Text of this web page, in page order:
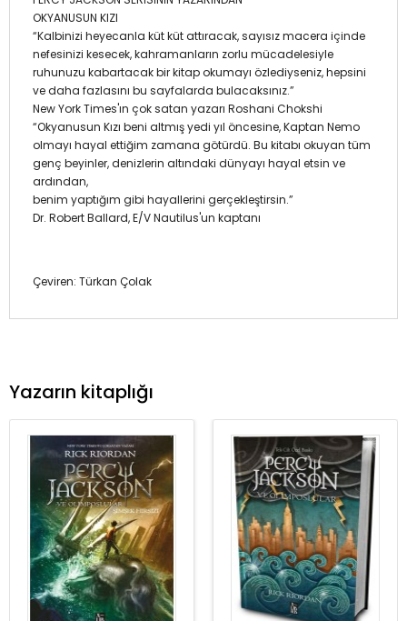
OKYANUSUN KIZI
“Kalbinizi heyecanla küt küt attıracak, sayısız macera içinde
nefesinizi kesecek, kahramanların zorlu mücadelesiyle
ruhunuzu kabartacak bir kitap okumayı özlediyseniz, hepsini
ve daha fazlasını bu sayfalarda bulacaksınız.”
New York Times'ın çok satan yazarı Roshani Chokshi
“Okyanusun Kızı beni altmış yedi yıl öncesine, Kaptan Nemo
olmayı hayal ettiğim zamana götürdü. Bu kitabı okuyan tüm
genç beyinler, denizlerin altındaki dünyayı hayal etsin ve
ardından,
benim yaptığım gibi hayallerini gerçekleştirsin.”
Dr. Robert Ballard, E/V Nautilus'un kaptanı
Çeviren: Türkan Çolak
Yazarın kitaplığı